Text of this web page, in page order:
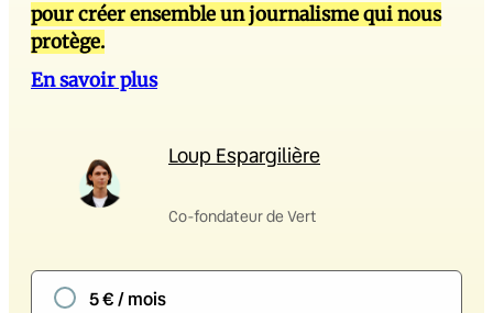
pour créer ensemble un journalisme qui nous
protège.
En savoir plus
Loup Espargilière
Co-fondateur de Vert
5 € / mois